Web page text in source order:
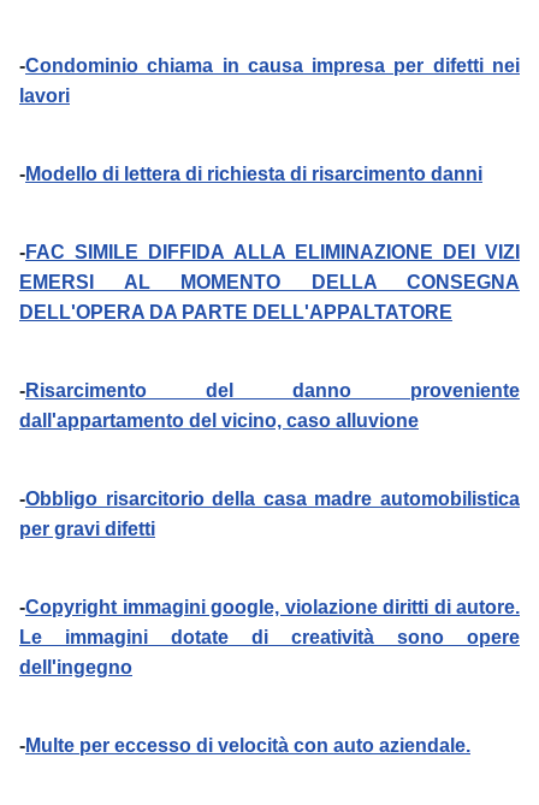
-Condominio chiama in causa impresa per difetti nei
lavori
-Modello di lettera di richiesta di risarcimento danni
-FAC SIMILE DIFFIDA ALLA ELIMINAZIONE DEI VIZI
EMERSI AL MOMENTO DELLA CONSEGNA
DELL'OPERA DA PARTE DELL'APPALTATORE
-Risarcimento del danno proveniente
dall'appartamento del vicino, caso alluvione
-Obbligo risarcitorio della casa madre automobilistica
per gravi difetti
-Copyright immagini google, violazione diritti di autore.
Le immagini dotate di creatività sono opere
dell'ingegno
-Multe per eccesso di velocità con auto aziendale.